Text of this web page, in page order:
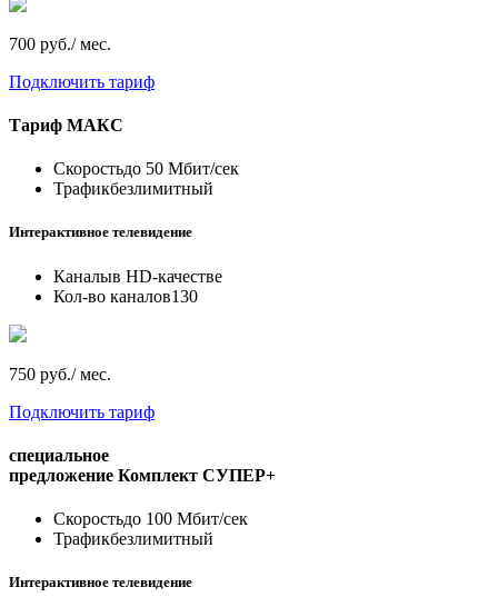
700 руб./ мес.
Подключить тариф
Тариф МАКС
Скоростьдо 50 Мбит/сек
Трафикбезлимитный
Интерактивное телевидение
Каналыв HD-качестве
Кол-во каналов130
750 руб./ мес.
Подключить тариф
специальное
предложение Комплект СУПЕР+
Скоростьдо 100 Мбит/сек
Трафикбезлимитный
Интерактивное телевидение